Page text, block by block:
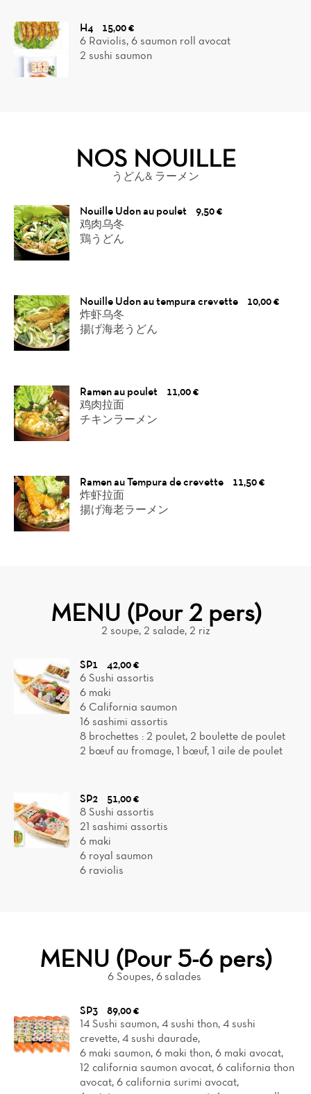
H4
15,00 €
6 Raviolis, 6 saumon roll avocat
2 sushi saumon
NOS NOUILLE
うどん& ラーメン
Nouille Udon au poulet
9,50 €
鸡肉乌冬
鶏うどん
Nouille Udon au tempura crevette
10,00 €
炸虾乌冬
揚げ海老うどん
Ramen au poulet
11,00 €
鸡肉拉面
チキンラーメン
Ramen au Tempura de crevette
11,50 €
炸虾拉面
揚げ海老ラーメン
MENU (Pour 2 pers)
2 soupe, 2 salade, 2 riz
SP1
42,00 €
6 Sushi assortis
6 maki
6 California saumon
16 sashimi assortis
8 brochettes : 2 poulet, 2 boulette de poulet
2 bœuf au fromage, 1 bœuf, 1 aile de poulet
SP2
51,00 €
8 Sushi assortis
21 sashimi assortis
6 maki
6 royal saumon
6 raviolis
MENU (Pour 5-6 pers)
6 Soupes, 6 salades
SP3
89,00 €
14 Sushi saumon, 4 sushi thon, 4 sushi
crevette, 4 sushi daurade,
6 maki saumon, 6 maki thon, 6 maki avocat,
12 california saumon avocat, 6 california thon
avocat, 6 california surimi avocat,
Home
News
Menu